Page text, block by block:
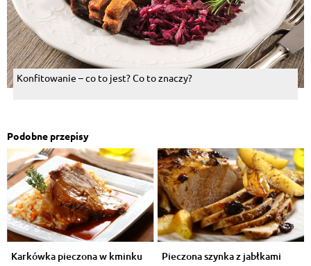
Konfitowanie – co to jest? Co to znaczy?
Podobne przepisy
Karkówka pieczona w kminku Pieczona szynka z jabłkami